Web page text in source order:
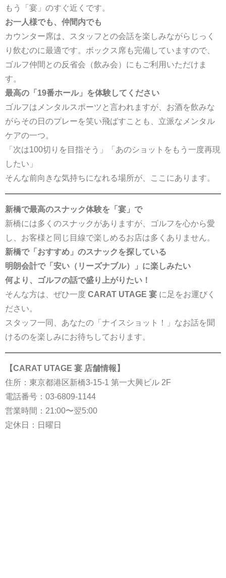
もう「宴」のすぐ近くです。
お一人様でも、仲間内でも
カウンター席は、スタッフとの会話を楽しみながらじっく
り飲むのに最適です。ボックス席も完備していますので、
ゴルフ仲間との反省会（飲み会）にもご利用いただけま
す。
最高の「19番ホール」を体験してください
ゴルフはメンタルスポーツと言われますが、お酒を飲みな
がらその日のプレーを笑い飛ばすことも、立派なメンタル
ケアの一つ。
「次は100切りを目指そう」「あのショットをもう一度再現
したい」
そんな前向きな気持ちになれる場所が、ここにあります。
新橋で最高のスナック体験を「宴」で
新橋には多くのスナックがありますが、ゴルフを心から愛
し、お客様と同じ目線で楽しめるお店は多くありません。
新橋で「おすすめ」のスナックを探している
明朗会計で「安い（リーズナブル）」に楽しみたい
何より、ゴルフの話で盛り上がりたい！
そんな方は、ぜひ一度 CARAT UTAGE 宴 に足をお運びく
ださい。
スタッフ一同、あなたの「ナイスショット！」なお話を聞
けるのを楽しみにお待ちしております。
【CARAT UTAGE 宴 店舗情報】
住所：東京都港区新橋3-15-1 第一大興ビル 2F
電話番号： 03-6809-1144
営業時間：21:00〜翌5:00
定休日：日曜日